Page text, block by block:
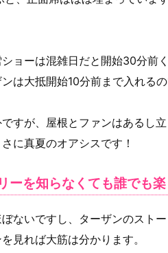
ョーは混雑日だと開始30分前
は大抵開始10分前まで入れるの
すが、屋根とファンはあるし
に真夏のオアシスです！
ーを知らなくても誰でも楽
ないですし、ターザンのスト
見れば大筋は分かります。